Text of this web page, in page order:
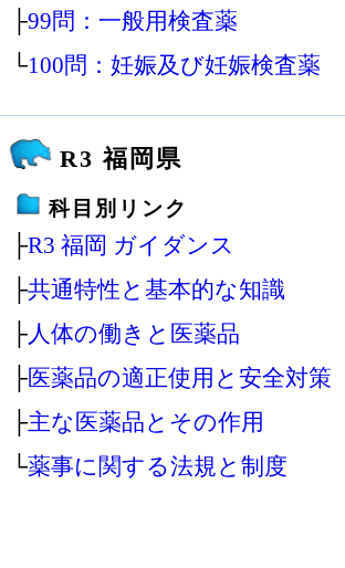
├99問：一般用検査薬
└100問：妊娠及び妊娠検査薬
R3 福岡県
科目別リンク
├R3 福岡 ガイダンス
├共通特性と基本的な知識
├人体の働きと医薬品
├医薬品の適正使用と安全対策
├主な医薬品とその作用
└薬事に関する法規と制度